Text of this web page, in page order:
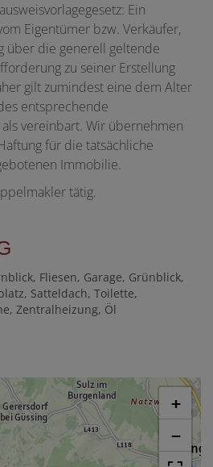
Ein
Eigentümer bzw. Verkäufer,
über die generell geltende
zu seiner Erstellung
gilt zumindest eine dem Alter
entsprechende
vereinbart. Wir übernehmen
für die tatsächliche
Immobilie.
tätig.
Fliesen Garage Grünblick
Satteldach Toilette
Zentralheizung Öl
+
−